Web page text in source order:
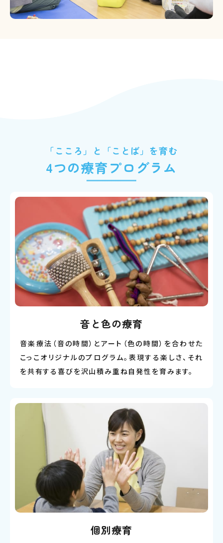
「こころ」と「ことば」を育む
4つの療育プログラム
音と色の療育
音楽療法（音の時間）とアート（色の時間）を合わせた
こっこオリジナルのプログラム。表現する楽しさ、それ
を共有する喜びを沢山積み重ね自発性を育みます。
個別療育